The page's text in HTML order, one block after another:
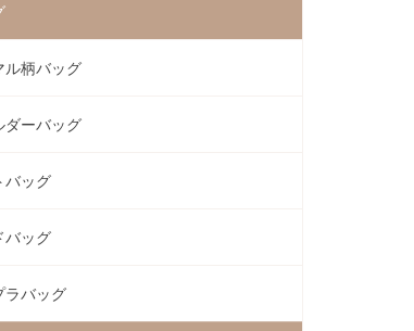
ル柄バッグ
ダーバッグ
バッグ
バッグ
ラバッグ